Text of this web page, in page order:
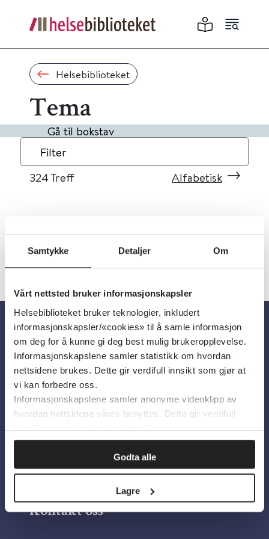
Samtykke Detaljer Om
Vårt nettsted bruker informasjonskapsler
Helsebiblioteket bruker teknologier, inkludert
informasjonskapsler/«cookies» til å samle informasjon
om deg for å kunne gi deg best mulig brukeropplevelse.
Informasjonskapslene samler statistikk om hvordan
nettsidene brukes. Dette gir verdifull innsikt som gjør at
vi kan forbedre oss.
Informasjonskapslene samler anonyme videoklipp av
hvordan nettsidene våres benyttes. Dette gir verdifull
innsikt som gjør at vi kan forbedre oss.
Godta alle
Lagre
Helsebiblioteket
Tema
Gå til bokstav
Filter
324 Treff Alfabetisk
« 1 30 »
Om oss
Om Helsebiblioteket
Personvern og informasjonskapsler
Tilgjengelighetserklæring
Information in English
Bilder fra Colourbox.com
Kontakt oss